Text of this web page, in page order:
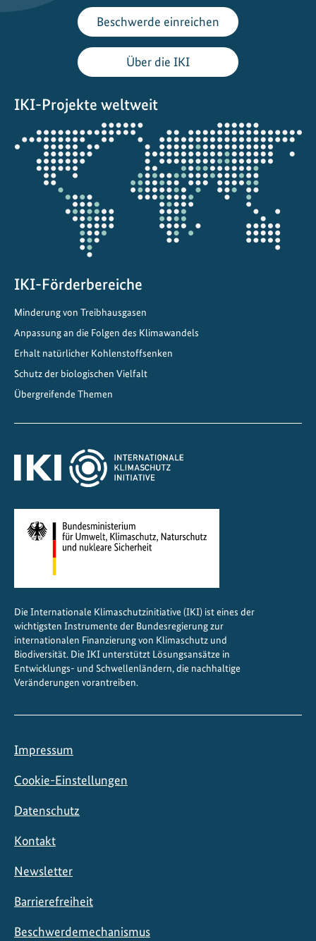
Beschwerde einreichen
Über die IKI
IKI-Projekte weltweit
Öffnet
die
Projektkarte
IKI-Förderbereiche
Minderung von Treibhausgasen
Anpassung an die Folgen des Klimawandels
Erhalt natürlicher Kohlenstoffsenken
Schutz der biologischen Vielfalt
Übergreifende Themen
Die Internationale Klimaschutzinitiative (IKI) ist eines der
wichtigsten Instrumente der Bundesregierung zur
internationalen Finanzierung von Klimaschutz und
Biodiversität. Die IKI unterstützt Lösungsansätze in
Entwicklungs- und Schwellenländern, die nachhaltige
Veränderungen vorantreiben.
Impressum
Cookie-Einstellungen
Datenschutz
Kontakt
Newsletter
Barrierefreiheit
Beschwerdemechanismus